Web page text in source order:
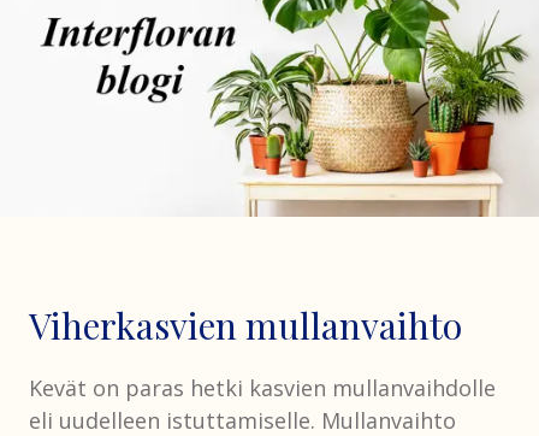
Viherkasvien mullanvaihto
Kevät on paras hetki kasvien mullanvaihdolle
eli uudelleen istuttamiselle. Mullanvaihto